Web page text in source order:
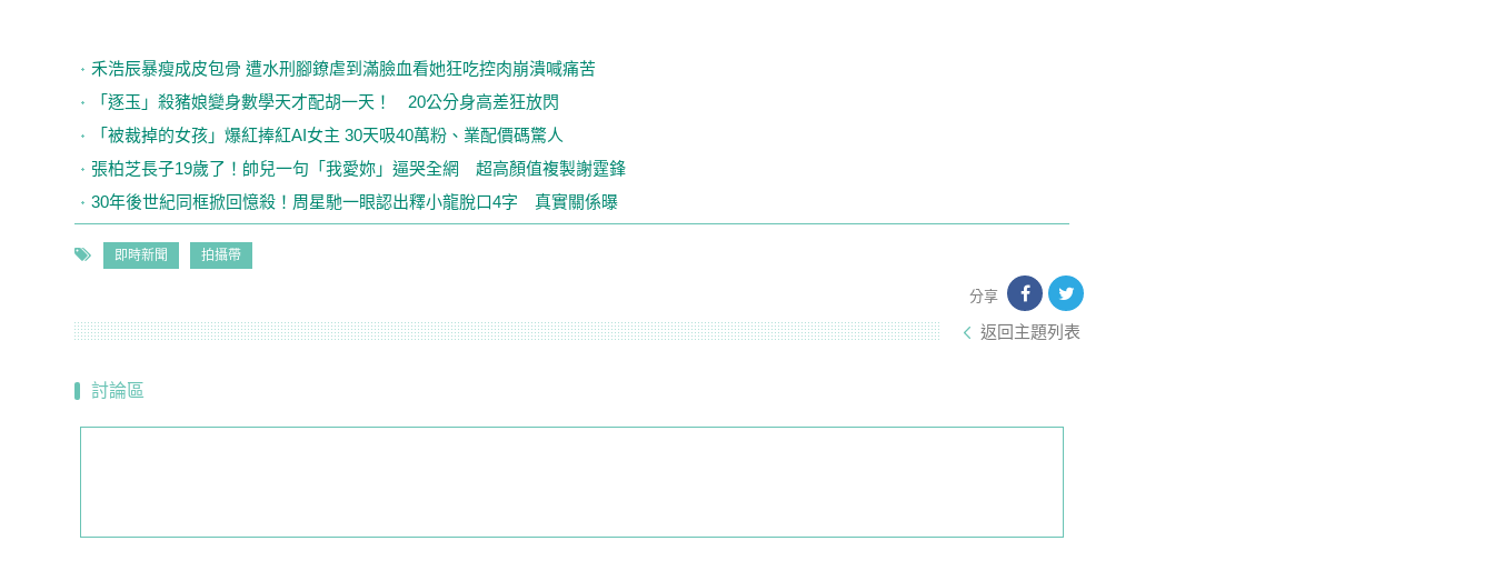
禾浩辰暴瘦成皮包骨 遭水刑腳鐐虐到滿臉血看她狂吃控肉崩潰喊痛苦
「逐玉」殺豬娘變身數學天才配胡一天！ 20公分身高差狂放閃
「被裁掉的女孩」爆紅捧紅AI女主 30天吸40萬粉、業配價碼驚人
張柏芝長子19歲了！帥兒一句「我愛妳」逼哭全網 超高顏值複製謝霆鋒
30年後世紀同框掀回憶殺！周星馳一眼認出釋小龍脫口4字 真實關係曝
即時新聞 拍攝帶
分享
返回主題列表
討論區